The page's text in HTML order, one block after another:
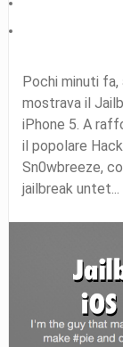
Pochi minuti
mostrava il
iPhone 5. A
il popolare
Sn0wbreeze,
jailbreak untet...